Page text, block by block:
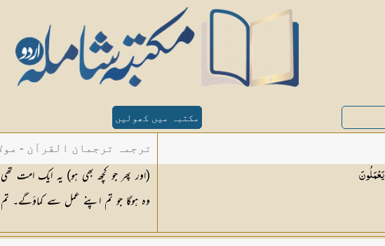
مکتبہ میں کھولیں
يَعْمَلُونَ
ترجمہ ترجمان القرآن -
(اور پھر جو کچھ بھی ہو) یہ ایک امت
وہ ہوگا جو تم اپنے عمل سے کماؤگے۔